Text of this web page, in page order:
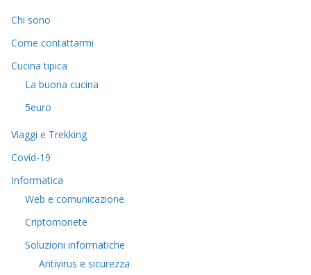
Chi sono
Come contattarmi
Cucina tipica
La buona cucina
5euro
Viaggi e Trekking
Covid-19
Informatica
Web e comunicazione
Criptomonete
Soluzioni informatiche
Antivirus e sicurezza